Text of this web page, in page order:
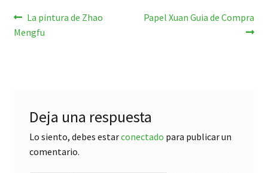
Navegación
de
Anterior:
La pintura de Zhao
Mengfu
Siguiente:
Papel Xuan Guia de Compra
Deja una respuesta
Lo siento, debes estarconectado para publicar un
comentario.